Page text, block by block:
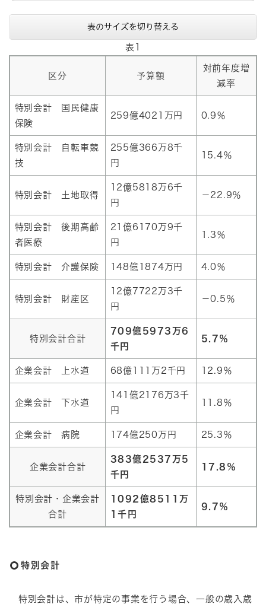
表のサイズを切り替える
表1
区分 予算額
対前年度増
減率
特別会計 国民健康
保険
259億4021万円 0.9％
特別会計 自転車競
技
255億366万8千
円
15.4％
特別会計 土地取得
12億5818万6千
円
－22.9％
特別会計 後期高齢
者医療
21億6170万9千
円
1.3％
特別会計 介護保険 148億1874万円 4.0％
特別会計 財産区
12億7722万3千
円
－0.5％
特別会計合計
709億5973万6
千円
5.7％
企業会計 上水道 68億111万2千円 12.9％
企業会計 下水道
141億2176万3千
円
11.8％
企業会計 病院 174億250万円 25.3％
企業会計合計
383億2537万5
千円
17.8％
特別会計・企業会計
合計
1092億8511万
1千円
9.7％
特別会計
特別会計は、市が特定の事業を行う場合、一般の歳入歳